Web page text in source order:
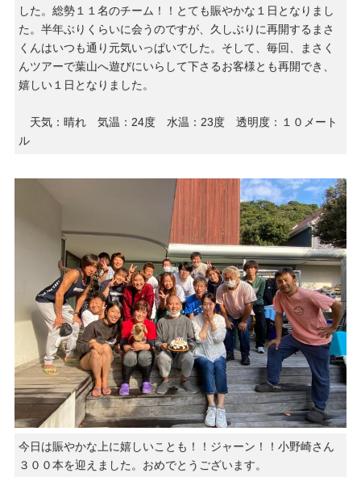
した。総勢１１名のチーム！！とても賑やかな１日となりまし
た。半年ぶりくらいに会うのですが、久しぶりに再開するまさ
くんはいつも通り元気いっぱいでした。そして、毎回、まさく
んツアーで葉山へ遊びにいらして下さるお客様とも再開でき、
嬉しい１日となりました。
天気：晴れ 気温：24度 水温：23度 透明度：１０メート
ル
今日は賑やかな上に嬉しいことも！！ジャーン！！小野崎さん
３００本を迎えました。おめでとうございます。